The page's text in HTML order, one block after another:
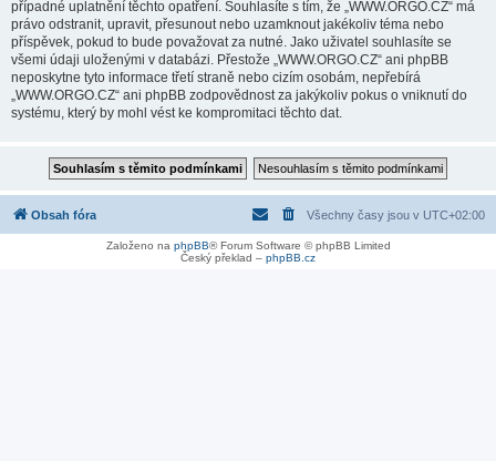
případné uplatnění těchto opatření. Souhlasíte s tím, že „WWW.ORGO.CZ“ má
právo odstranit, upravit, přesunout nebo uzamknout jakékoliv téma nebo
příspěvek, pokud to bude považovat za nutné. Jako uživatel souhlasíte se
všemi údaji uloženými v databázi. Přestože „WWW.ORGO.CZ“ ani phpBB
neposkytne tyto informace třetí straně nebo cizím osobám, nepřebírá
„WWW.ORGO.CZ“ ani phpBB zodpovědnost za jakýkoliv pokus o vniknutí do
systému, který by mohl vést ke kompromitaci těchto dat.
Obsah fóra Všechny časy jsou v UTC+02:00
Založeno na phpBB® Forum Software © phpBB Limited
Český překlad – phpBB.cz